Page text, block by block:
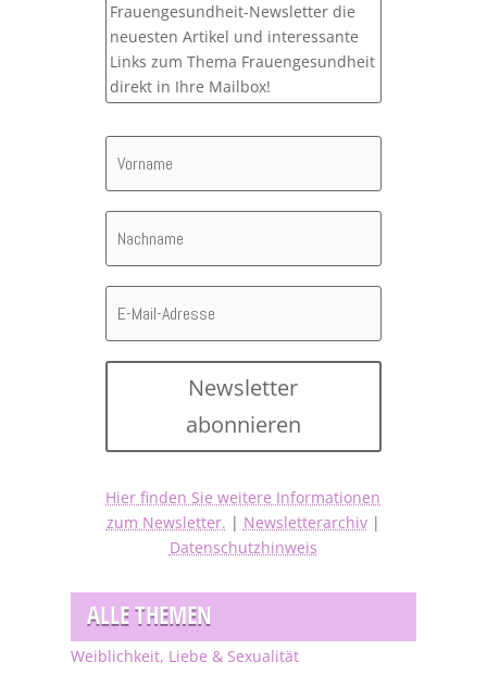
Frauengesundheit-Newsletter die
neuesten Artikel und interessante
Links zum Thema Frauengesundheit
direkt in Ihre Mailbox!
Newsletter
abonnieren
Hier finden Sie weitere Informationen
zum Newsletter. | Newsletterarchiv|
Datenschutzhinweis
ALLE THEMEN
Weiblichkeit, Liebe & Sexualität